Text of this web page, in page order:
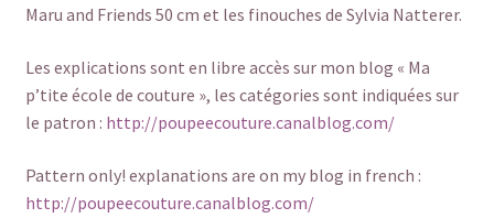
Maru and Friends 50 cm et les finouches de Sylvia Natterer.
Les explications sont en libre accès sur mon blog « Ma
p’tite école de couture », les catégories sont indiquées sur
le patron : http://poupeecouture.canalblog.com/
Pattern only! explanations are on my blog in french :
http://poupeecouture.canalblog.com/